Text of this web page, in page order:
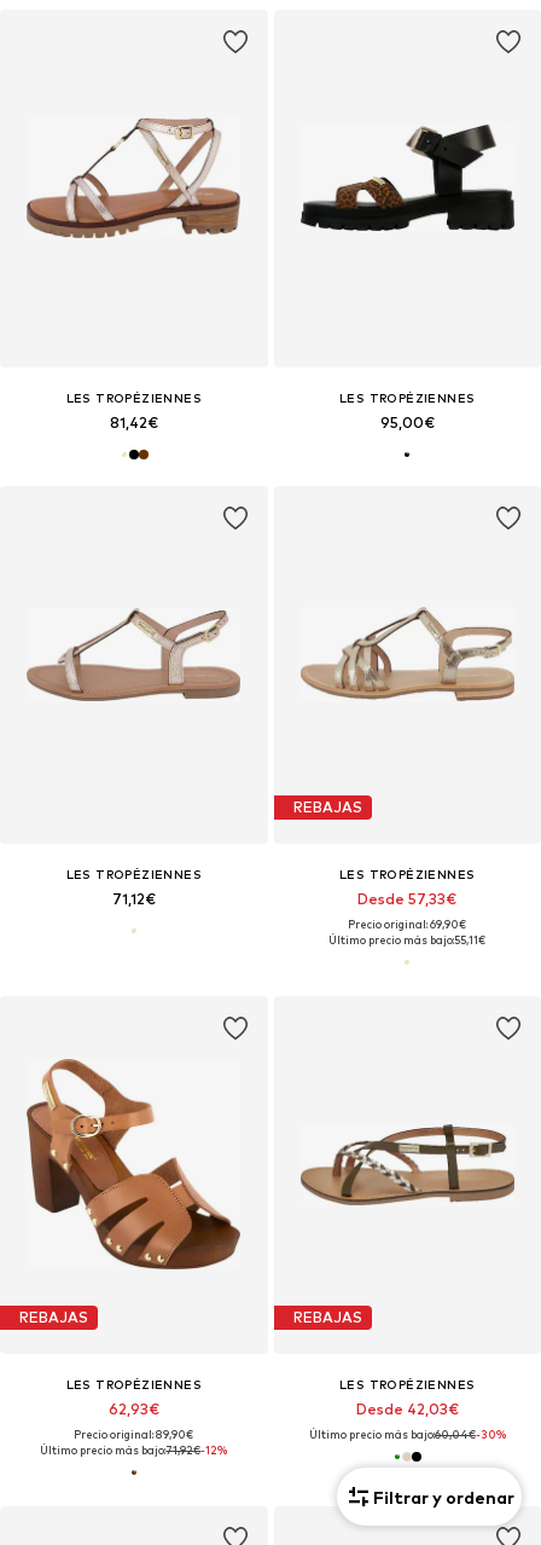
LES TROPÉZIENNES
81,42€
LES TROPÉZIENNES
95,00€
LES TROPÉZIENNES
71,12€
REBAJAS
LES TROPÉZIENNES
Desde 57,33€
Precio original: 69,90€
Último precio más bajo:55,11€
REBAJAS
LES TROPÉZIENNES
62,93€
Precio original: 89,90€
Último precio más bajo:71,92€-12%
REBAJAS
LES TROPÉZIENNES
Desde 42,03€
Último precio más bajo:60,04€-30%
Filtrar y ordenar